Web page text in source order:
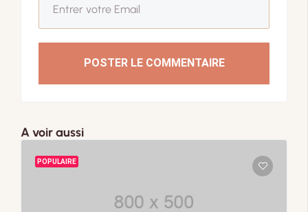
POSTER LE COMMENTAIRE
A voir aussi
POPULAIRE